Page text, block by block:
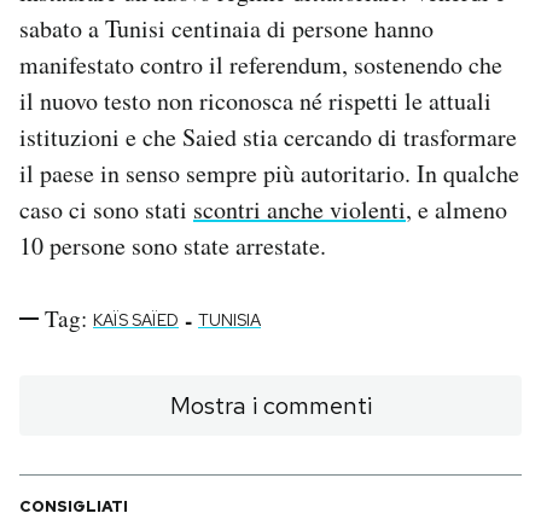
sabato a Tunisi centinaia di persone hanno
manifestato contro il referendum, sostenendo che
il nuovo testo non riconosca né rispetti le attuali
istituzioni e che Saied stia cercando di trasformare
il paese in senso sempre più autoritario. In qualche
caso ci sono stati scontri anche violenti, e almeno
10 persone sono state arrestate.
Tag: KAÏS SAÏED - TUNISIA
Mostra i commenti
CONSIGLIATI